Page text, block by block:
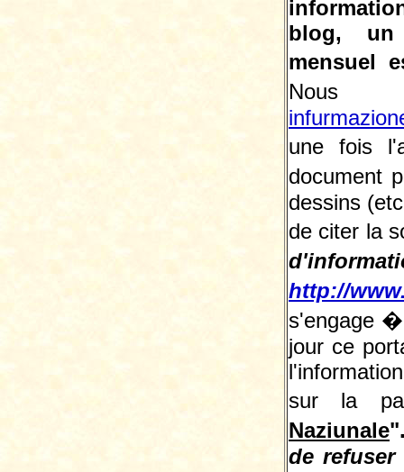
blog, un
mensuel
Nous
une fois
document
dessins
de citer la
http://
s'engage
jour ce
sur la
Naziunale
de